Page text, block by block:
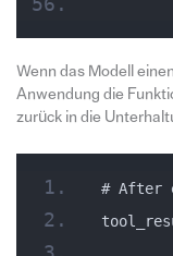
Wenn das Modell
Anwendung die
zurück in die
# After